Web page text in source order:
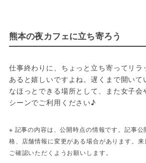
熊本の夜カフェに立ち寄ろう
仕事終わりに、ちょっと立ち寄ってリラ
あると嬉しいですよね。遅くまで開いて
なほっとできる場所として、また女子会
シーンでご利用ください♪
※ 記事の内容は、公開時点の情報です。記事公
格、店舗情報に変更がある場合があります。
ご確認いただくようお願いします。